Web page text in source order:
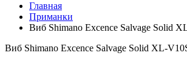
Главная
Приманки
Виб Shimano Excence Salvage Solid
Виб Shimano Excence Salvage Solid XL-